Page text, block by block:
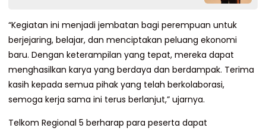
“Kegiatan ini menjadi jembatan bagi perempuan untuk
berjejaring, belajar, dan menciptakan peluang ekonomi
baru. Dengan keterampilan yang tepat, mereka dapat
menghasilkan karya yang berdaya dan berdampak. Terima
kasih kepada semua pihak yang telah berkolaborasi,
semoga kerja sama ini terus berlanjut,” ujarnya.
Telkom Regional 5 berharap para peserta dapat